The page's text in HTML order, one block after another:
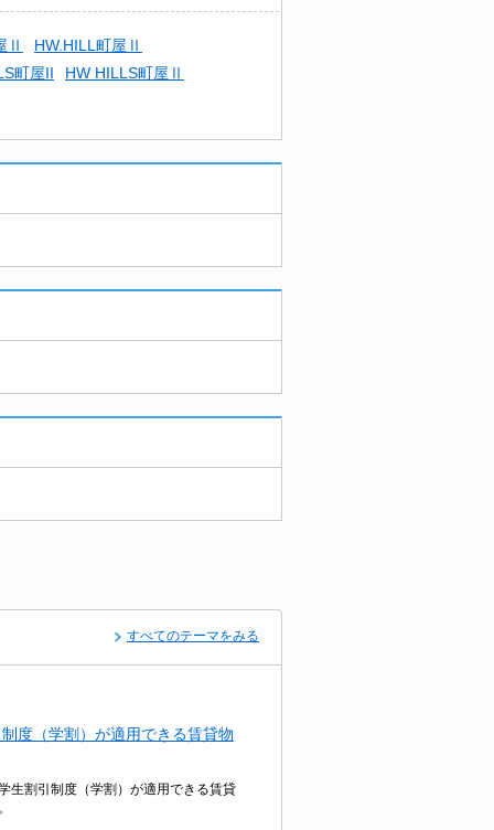
Ⅱ
HW.HILL町屋Ⅱ
町屋II
HW HILLS町屋Ⅱ
すべてのテーマをみる
度（学割）が適用できる賃貸物
生割引制度（学割）が適用できる賃貸